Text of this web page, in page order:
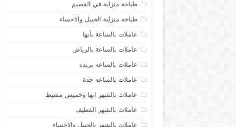
طباخة منزلية في القصيم
طباخه منزلية الجبيل والاحساء
عاملات بالساعة بأبها
عاملات بالساعة بالرياض
عاملات بالساعه بريده
عاملات بالساعه جدة
عاملات بالشهر ابها وخميس مشيط
عاملات بالشهر القطيف
عاملات بالشهر بالجبيل والاحساء